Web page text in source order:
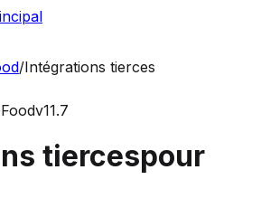
/Intégrations tierces
v11.7
tiercespour